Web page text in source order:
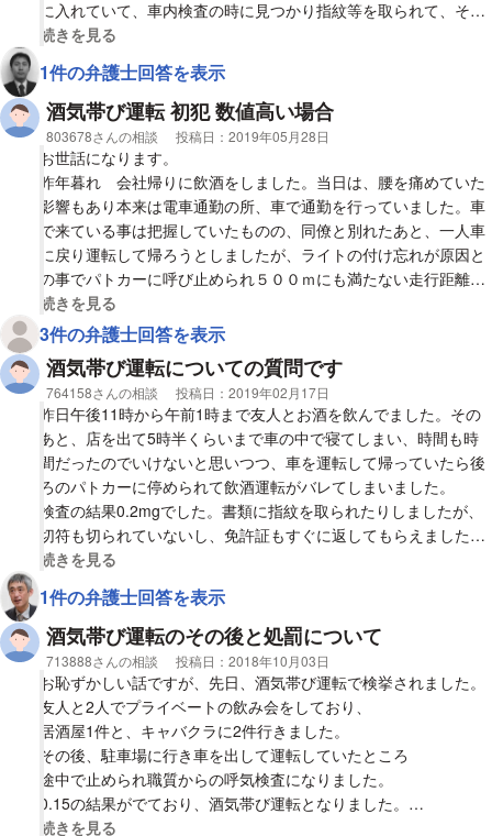
に入れていて、車内検査の時に見つかり指紋等を取られて、その
日の夕方に帰宅許可が下り、帰ってことがあります。
今回の酒気帯びではどのような罰則が予想されされるでしょう
か？
予想される罰金、懲役刑の有無、執行猶予の有無、教えていただ
ければ幸いです。
また意見の聴取での行政処分の減刑の可能性、量刑などの判決決
定までの時間も合わせて教えていただければと思います。
長文になりますが、どなたかよろしくお願いします。
視覚的に省略された相談全文の
続きを見る
1件の弁護士回答を表示
酒気帯び運転 初犯 数値高い場合
相談者
803678さんの相談 投稿日： 2019年05月28日
お世話になります。
昨年暮れ 会社帰りに飲酒をしました。当日は、腰を痛めていた
影響もあり本来は電車通勤の所、車で通勤を行っていました。車
で来ている事は把握していたものの、同僚と別れたあと、一人車
に戻り運転して帰ろうとしましたが、ライトの付け忘れが原因と
の事でパトカーに呼び止められ５００ｍにも満たない走行距離で
止められました。止められた警察官にすぐに自白をし、検査等は
全て従い行いました。歩行検査の結果は、しっかりと歩けるとの
事で数値が0.67と高いものの酒気帯びの扱いになり、警察署へ行
き取り調べ等受けました。
取り調べは計4時間近くで、多少こちらもお酒が入ってるような
テンションでしたが、反抗することなく自分なりに反省し正直に
話したつもりです。警察の方に送って頂きましたが、赤切符等の
交付はなく、免許はそのまま返されました。
３~４か月たち、再度警察署にて取り調べがありました。理由は
数値が高いので、調書の様式？をしっかりしたものに書き直して
再度検察へ送付するためとの事でした。
午前一杯を使い、現場の写真やら再度状況の聴取やら行いまし
免許等はそのままです。
後日同僚も取り調べを行い、私の供述に間違いがないかの確認も
警察署で行い、数週間後に
私は検察庁に出向き、15分程事実に間違いがないか等の確認を行
いました。
そして先日、罰金５０万の通知が来ました。
～以下疑問点です～
視覚的に省略された相談全文の
続きを見る
3件の弁護士回答を表示
酒気帯び運転についての質問です
相談者
764158さんの相談 投稿日： 2019年02月17日
昨日午後11時から午前1時まで友人とお酒を飲んでました。その
あと、店を出て5時半くらいまで車の中で寝てしまい、時間も時
間だったのでいけないと思いつつ、車を運転して帰っていたら後
ろのパトカーに停められて飲酒運転がバレてしまいました。
検査の結果0.2mgでした。書類に指紋を取られたりしましたが、
切符も切られていないし、免許証もすぐに返してもらえました。
ここで質問なのですがございます。
後どのような対応を取ればいいのですか？
2.少しでも軽減出来ませんか？
視覚的に省略された相談全文の
続きを見る
1件の弁護士回答を表示
酒気帯び運転のその後と処罰について
相談者
713888さんの相談 投稿日： 2018年10月03日
お恥ずかしい話ですが、先日、酒気帯び運転で検挙されました。
友人と2人でプライベートの飲み会をしており、
居酒屋1件と、キャバクラに2件行きました。
その後、駐車場に行き車を出して運転していたところ
途中で止められ職質からの呼気検査になりました。
0.15の結果がでており、酒気帯び運転となりました。
その日は調書をとり、そのまま返され
視覚的に省略された相談全文の
続きを見る